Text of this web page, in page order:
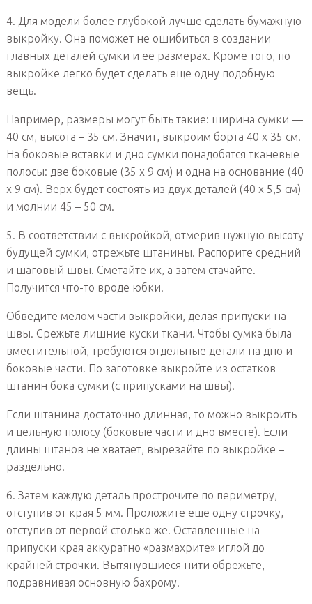
4. Для модели более глубокой лучше сделать бумажную
выкройку. Она поможет не ошибиться в создании
главных деталей сумки и ее размерах. Кроме того, по
выкройке легко будет сделать еще одну подобную
вещь.
Например, размеры могут быть такие: ширина сумки —
40 см, высота – 35 см. Значит, выкроим борта 40 х 35 см.
На боковые вставки и дно сумки понадобятся тканевые
полосы: две боковые (35 х 9 см) и одна на основание (40
х 9 см). Верх будет состоять из двух деталей (40 х 5,5 см)
и молнии 45 – 50 см.
5. В соответствии с выкройкой, отмерив нужную высоту
будущей сумки, отрежьте штанины. Распорите средний
и шаговый швы. Сметайте их, а затем стачайте.
Получится что-то вроде юбки.
Обведите мелом части выкройки, делая припуски на
швы. Срежьте лишние куски ткани. Чтобы сумка была
вместительной, требуются отдельные детали на дно и
боковые части. По заготовке выкройте из остатков
штанин бока сумки (с припусками на швы).
Если штанина достаточно длинная, то можно выкроить
и цельную полосу (боковые части и дно вместе). Если
длины штанов не хватает, вырезайте по выкройке –
раздельно.
6. Затем каждую деталь прострочите по периметру,
отступив от края 5 мм. Проложите еще одну строчку,
отступив от первой столько же. Оставленные на
припуски края аккуратно «размахрите» иглой до
крайней строчки. Вытянувшиеся нити обрежьте,
подравнивая основную бахрому.